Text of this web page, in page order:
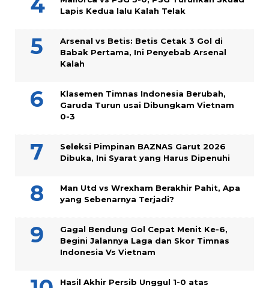
Lapis Kedua lalu Kalah Telak
Arsenal vs Betis: Betis Cetak 3 Gol di
Babak Pertama, Ini Penyebab Arsenal
Kalah
Klasemen Timnas Indonesia Berubah,
Garuda Turun usai Dibungkam Vietnam
0-3
Seleksi Pimpinan BAZNAS Garut 2026
Dibuka, Ini Syarat yang Harus Dipenuhi
Man Utd vs Wrexham Berakhir Pahit, Apa
yang Sebenarnya Terjadi?
Gagal Bendung Gol Cepat Menit Ke-6,
Begini Jalannya Laga dan Skor Timnas
Indonesia Vs Vietnam
Hasil Akhir Persib Unggul 1-0 atas